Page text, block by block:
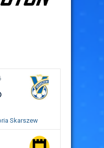
Skarszew